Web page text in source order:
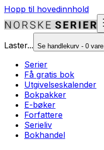
Hopp til hovedinnhold
Laster... Se handlekurv - 0 vare
Serier
Få gratis bok
Utgivelseskalender
Bokpakker
E-bøker
Forfattere
Serieliv
Bokhandel